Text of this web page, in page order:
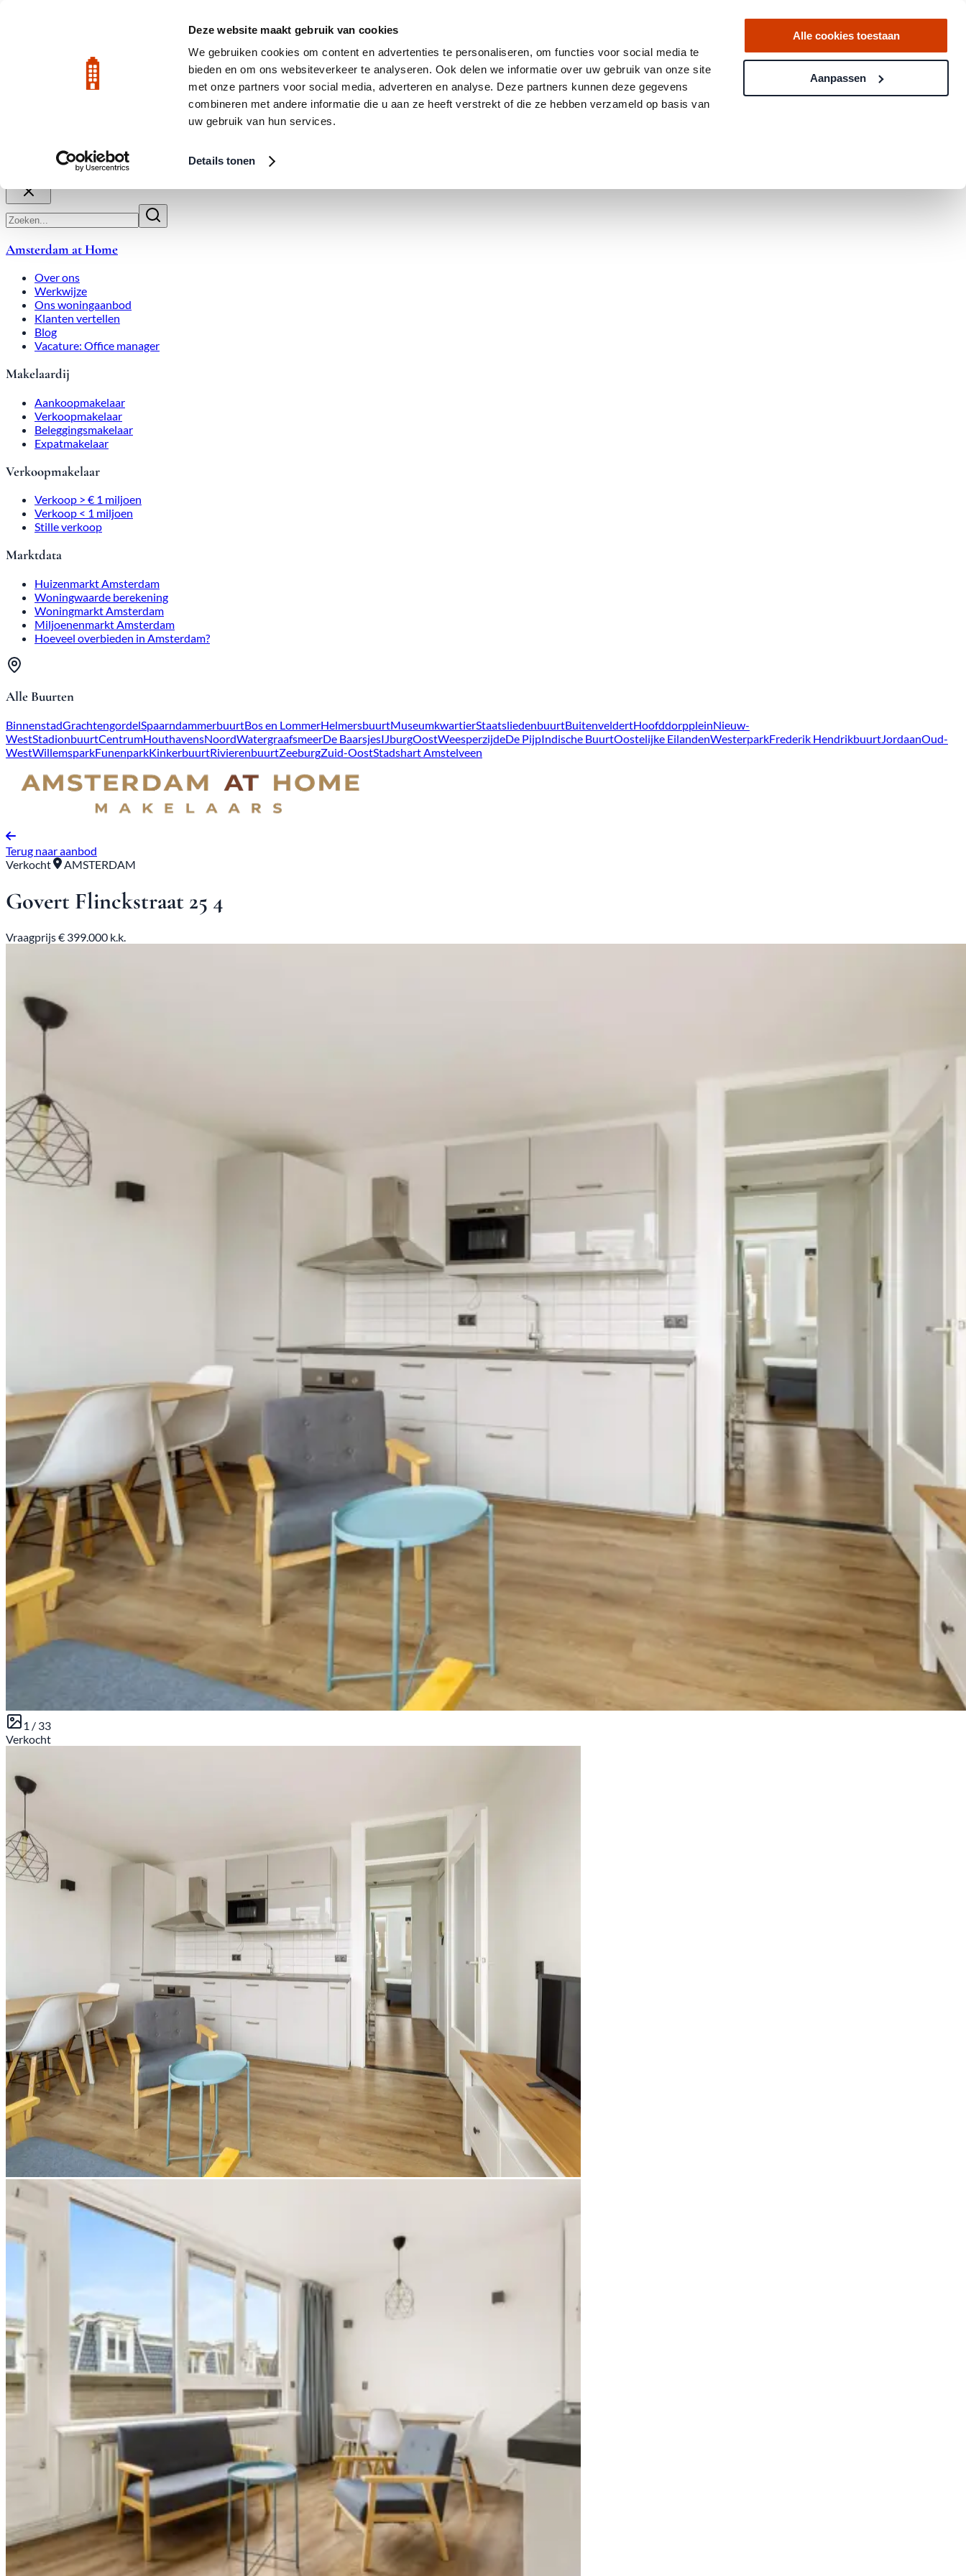
Deze website maakt gebruik van cookies
We gebruiken cookies om content en advertenties te personaliseren, om functies voor social media te
bieden en om ons websiteverkeer te analyseren. Ook delen we informatie over uw gebruik van onze site
met onze partners voor social media, adverteren en analyse. Deze partners kunnen deze gegevens
combineren met andere informatie die u aan ze heeft verstrekt of die ze hebben verzameld op basis van
uw gebruik van hun services.
Details tonen
Alle cookies toestaan
Aanpassen
Jordaan: gemiddeld 3,0% boven de vraagprijs
Beoordeeld met een 9.8
Amsterdam at Home
Over ons
Werkwijze
Ons woningaanbod
Klanten vertellen
Blog
Vacature: Office manager
Makelaardij
Aankoopmakelaar
Verkoopmakelaar
Beleggingsmakelaar
Expatmakelaar
Verkoopmakelaar
Verkoop > € 1 miljoen
Verkoop < 1 miljoen
Stille verkoop
Marktdata
Huizenmarkt Amsterdam
Woningwaarde berekening
Woningmarkt Amsterdam
Miljoenenmarkt Amsterdam
Hoeveel overbieden in Amsterdam?
Alle Buurten
BinnenstadGrachtengordelSpaarndammerbuurtBos en LommerHelmersbuurtMuseumkwartierStaatsliedenbuurtBuitenveldertHoofddorppleinNieuw-
WestStadionbuurtCentrumHouthavensNoordWatergraafsmeerDe BaarsjesIJburgOostWeesperzijdeDe PijpIndische BuurtOostelijke EilandenWesterparkFrederik HendrikbuurtJordaanOud-
WestWillemsparkFunenparkKinkerbuurtRivierenbuurtZeeburgZuid-OostStadshart Amstelveen
Terug naar aanbod
Verkocht
AMSTERDAM
Govert Flinckstraat 25 4
Vraagprijs € 399.000 k.k.
1 / 33
Verkocht